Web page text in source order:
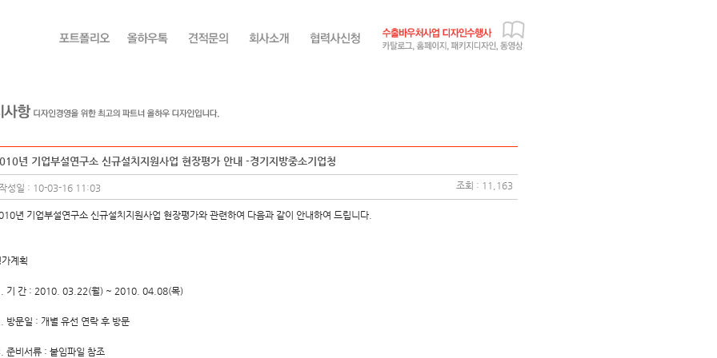
년 기업부설연구소 신규설치지원사업 현장평가 안내 -경기지방중소기업청
성일 : 10-03-16 11:03 조회 : 11,163
년 기업부설연구소 신규설치지원사업 현장평가와 관련하여 다음과 같이 안내하여 드립니다.
계획
기 간 : 2010. 03.22(월) ~ 2010. 04.08(목)
방문일 : 개별 유선 연락 후 방문
준비서류 : 붙임파일 참조